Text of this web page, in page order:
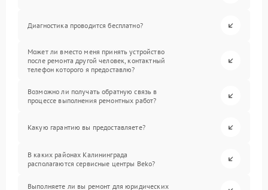
Диагностика проводится бесплатно?
Может ли вместо меня принять устройство
после ремонта другой человек, контактный
телефон которого я предоставлю?
Возможно ли получать обратную связь в
процессе выполнения ремонтных работ?
Какую гарантию вы предоставляете?
В каких районах Калининграда
располагаются сервисные центры Beko?
Выполняете ли вы ремонт для юридических